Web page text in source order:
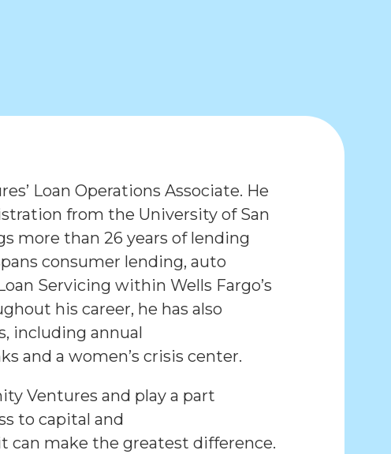
Loan Operations Associate. He
from the University of San
more than 26 years of lending
consumer lending, auto
Servicing within Wells Fargo’s
his career, he has also
including annual
and a women’s crisis center.
Ventures and play a part
to capital and
make the greatest difference.